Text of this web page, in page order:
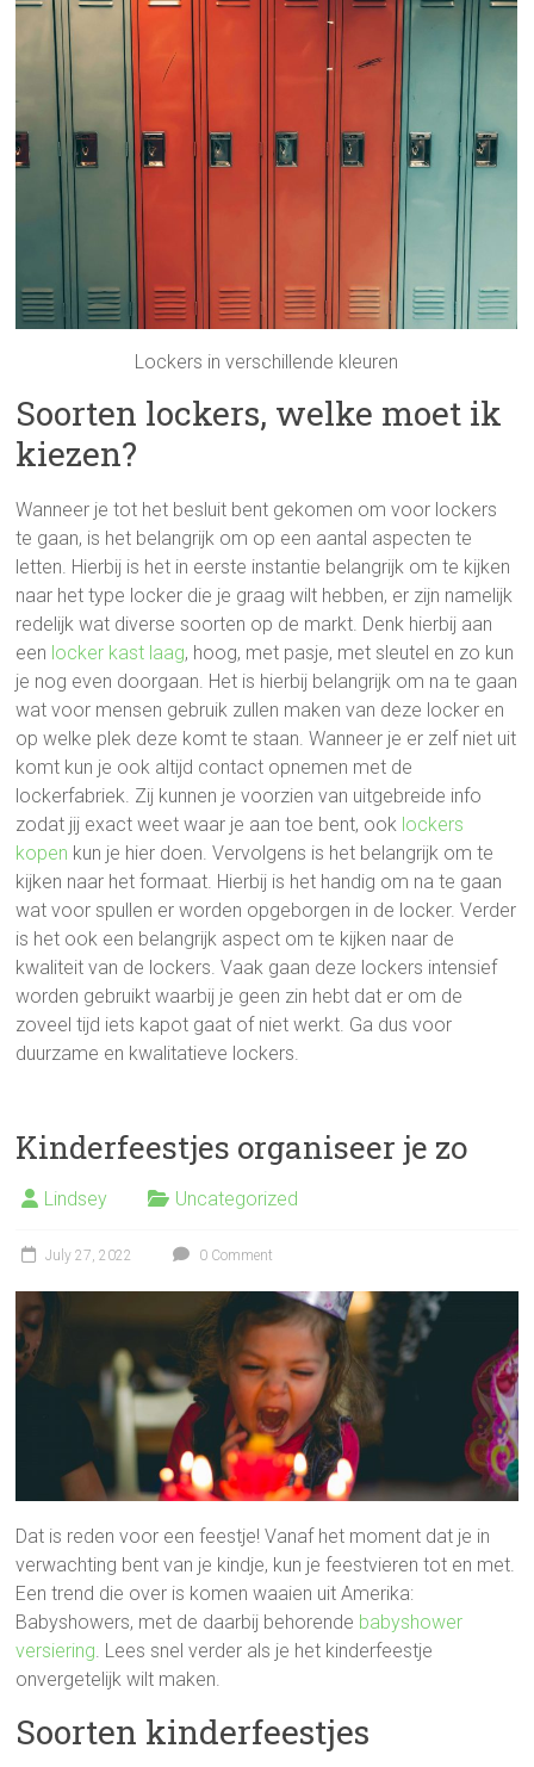
Lockers in verschillende kleuren
Soorten lockers, welke moet ik
kiezen?
Wanneer je tot het besluit bent gekomen om voor lockers
te gaan, is het belangrijk om op een aantal aspecten te
letten. Hierbij is het in eerste instantie belangrijk om te kijken
naar het type locker die je graag wilt hebben, er zijn namelijk
redelijk wat diverse soorten op de markt. Denk hierbij aan
een locker kast laag, hoog, met pasje, met sleutel en zo kun
je nog even doorgaan. Het is hierbij belangrijk om na te gaan
wat voor mensen gebruik zullen maken van deze locker en
op welke plek deze komt te staan. Wanneer je er zelf niet uit
komt kun je ook altijd contact opnemen met de
lockerfabriek. Zij kunnen je voorzien van uitgebreide info
zodat jij exact weet waar je aan toe bent, ook lockers
kopen kun je hier doen. Vervolgens is het belangrijk om te
kijken naar het formaat. Hierbij is het handig om na te gaan
wat voor spullen er worden opgeborgen in de locker. Verder
is het ook een belangrijk aspect om te kijken naar de
kwaliteit van de lockers. Vaak gaan deze lockers intensief
worden gebruikt waarbij je geen zin hebt dat er om de
zoveel tijd iets kapot gaat of niet werkt. Ga dus voor
duurzame en kwalitatieve lockers.
Kinderfeestjes organiseer je zo
Lindsey Uncategorized
July 27, 2022 0 Comment
Dat is reden voor een feestje! Vanaf het moment dat je in
verwachting bent van je kindje, kun je feestvieren tot en met.
Een trend die over is komen waaien uit Amerika:
Babyshowers, met de daarbij behorende babyshower
versiering . Lees snel verder als je het kinderfeestje
onvergetelijk wilt maken.
Soorten kinderfeestjes